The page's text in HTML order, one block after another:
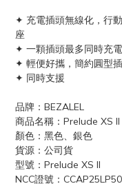
✦ 充電插頭無線化，行
座
✦ 一顆插頭最多同時充
✦ 輕便好攜，簡約圓型
✦ 同時支援
品牌：BEZALEL
商品名稱：Prelude XS
顏色：黑色、銀色
貨源：公司貨
型號：Prelude XS II
NCC證號：